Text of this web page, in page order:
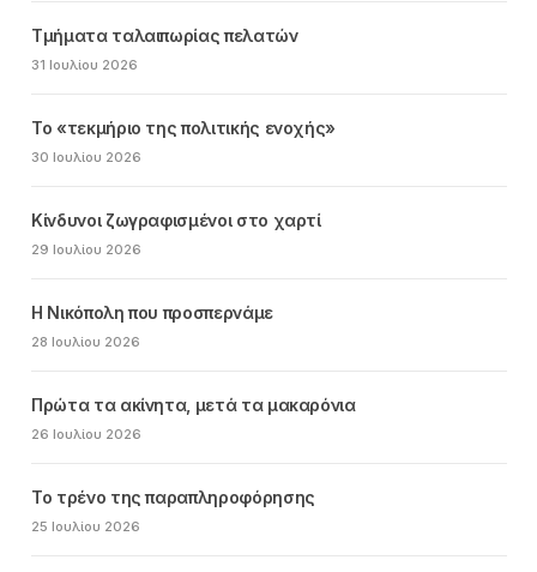
Τμήματα ταλαιπωρίας πελατών
31 Ιουλίου 2026
Το «τεκμήριο της πολιτικής ενοχής»
30 Ιουλίου 2026
Κίνδυνοι ζωγραφισμένοι στο χαρτί
29 Ιουλίου 2026
Η Νικόπολη που προσπερνάμε
28 Ιουλίου 2026
Πρώτα τα ακίνητα, μετά τα μακαρόνια
26 Ιουλίου 2026
Το τρένο της παραπληροφόρησης
25 Ιουλίου 2026